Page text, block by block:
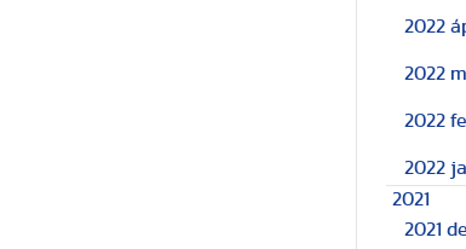
2022
2022
2022
2022
2021
2021